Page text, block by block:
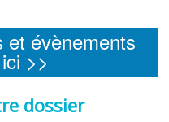
et évènements
>>
dossier